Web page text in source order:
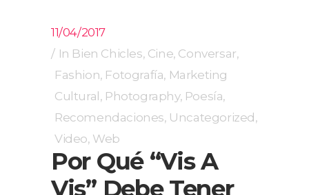
11/04/2017
In Bien Chicles, Cine, Conversar,
Fashion, Fotografía, Marketing
Cultural , Photography, Poesía,
Recomendaciones, Uncategorized ,
Video, Web
Por Qué “Vis A
Vis” Debe Tener